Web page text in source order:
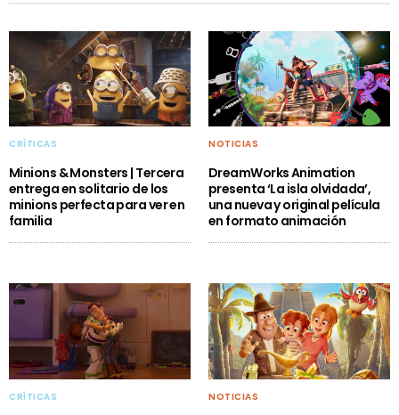
CRÍTICAS
Minions & Monsters | Tercera
entrega en solitario de los
minions perfecta para ver en
familia
NOTICIAS
DreamWorks Animation
presenta ‘La isla olvidada’,
una nueva y original película
en formato animación
CRÍTICAS NOTICIAS